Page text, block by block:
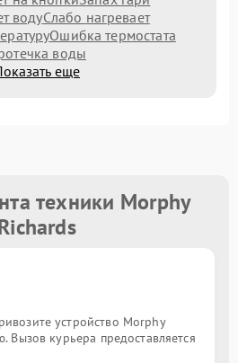
водуСлабо нагревает
Ошибка термостата
воды
еще
техники Morphy
устройство Morphy
Вызов курьера предоставляется